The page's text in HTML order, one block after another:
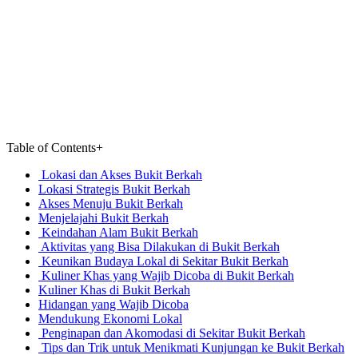
Table of Contents+
Lokasi dan Akses Bukit Berkah
Lokasi Strategis Bukit Berkah
Akses Menuju Bukit Berkah
Menjelajahi Bukit Berkah
Keindahan Alam Bukit Berkah
Aktivitas yang Bisa Dilakukan di Bukit Berkah
Keunikan Budaya Lokal di Sekitar Bukit Berkah
Kuliner Khas yang Wajib Dicoba di Bukit Berkah
Kuliner Khas di Bukit Berkah
Hidangan yang Wajib Dicoba
Mendukung Ekonomi Lokal
Penginapan dan Akomodasi di Sekitar Bukit Berkah
Tips dan Trik untuk Menikmati Kunjungan ke Bukit Berkah